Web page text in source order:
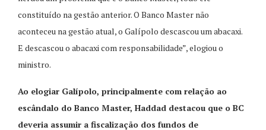
constituído na gestão anterior. O Banco Master não
aconteceu na gestão atual, o Galípolo descascou um abacaxi.
E descascou o abacaxi com responsabilidade”, elogiou o
ministro.
Ao elogiar Galípolo, principalmente com relação ao
escândalo do Banco Master, Haddad destacou que o BC
deveria assumir a fiscalização dos fundos de